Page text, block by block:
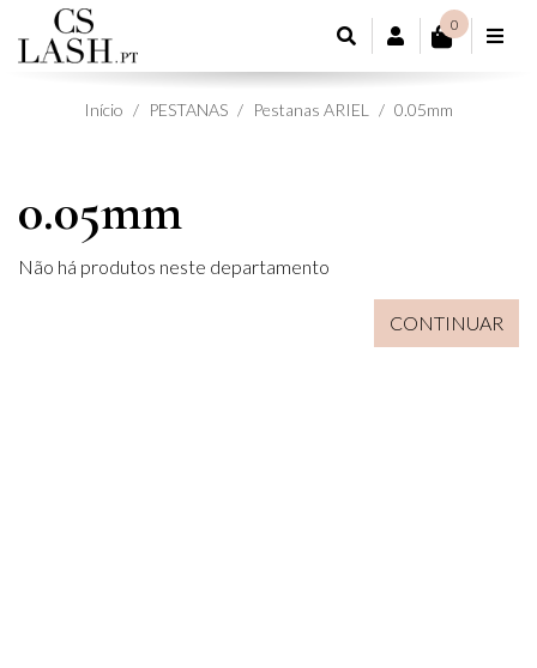
CONTA DE
0
Início PESTANAS Pestanas ARIEL 0.05mm
0.05mm
Não há produtos neste departamento
CONTINUAR